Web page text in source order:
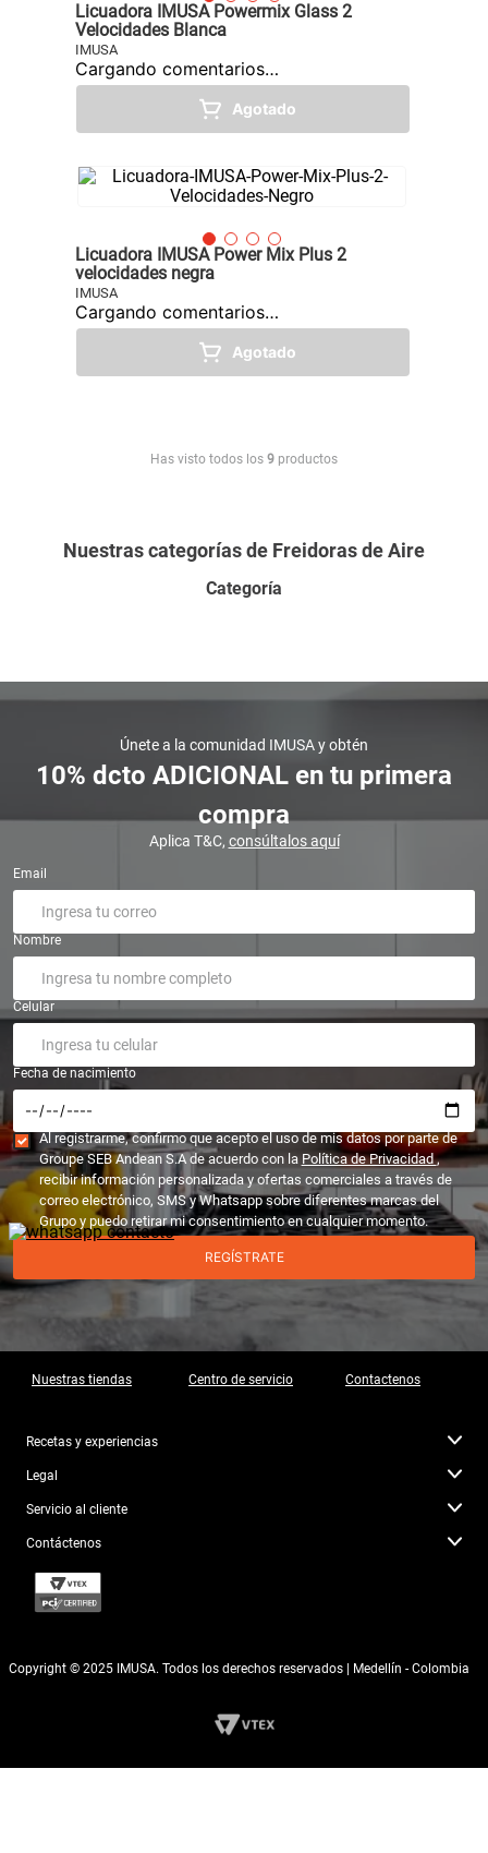
Licuadora IMUSA Powermix Glass 2
Velocidades Blanca
IMUSA
Cargando comentarios…
Agotado
Licuadora IMUSA Power Mix Plus 2
velocidades negra
IMUSA
Cargando comentarios…
Agotado
Has visto todos los 9 productos
Nuestras categorías de Freidoras de Aire
Categoría
Únete a la comunidad IMUSA y obtén
10% dcto ADICIONAL en tu primera
compra
Aplica T&C, consúltalos aquí
Email
Nombre
Celular
Fecha de nacimiento
Al registrarme, confirmo que acepto el uso de mis datos por parte de
Groupe SEB Andean S.A de acuerdo con la Política de Privacidad,
recibir información personalizada y ofertas comerciales a través de
correo electrónico, SMS y Whatsapp sobre diferentes marcas del
Grupo y puedo retirar mi consentimiento en cualquier momento.
REGÍSTRATE
Nuestras tiendas Centro de servicio Contactenos
Recetas y experiencias
Legal
Servicio al cliente
Contáctenos
Copyright © 2025 IMUSA. Todos los derechos reservados | Medellín - Colombia